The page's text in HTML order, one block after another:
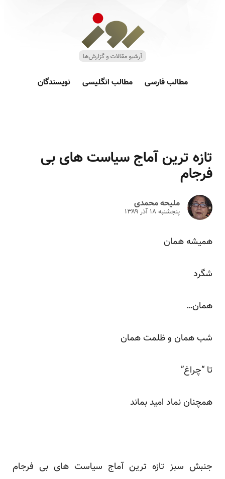
مطالب فارسی مطالب انگلیسی نویسندگان
تازه ترین آماج سیاست های بی
فرجام
ملیحه محمدی
پنجشنبه ۱۸ آذر ۱۳۸۹
همیشه همان
شگرد
همان…
شب همان و ظلمت همان
تا “چراغ”
همچنان نماد امید بماند
جنبش سبز تازه ترین آماج سیاست های بی فرجام